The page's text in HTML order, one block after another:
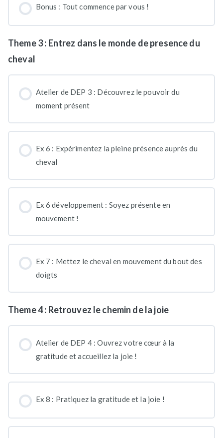
Bonus : Tout commence par vous !
Theme 3 : Entrez dans le monde de presence du
cheval
Atelier de DEP 3 : Découvrez le pouvoir du
moment présent
Ex 6 : Expérimentez la pleine présence auprès du
cheval
Ex 6 développement : Soyez présente en
mouvement !
Ex 7 : Mettez le cheval en mouvement du bout des
doigts
Theme 4 : Retrouvez le chemin de la joie
Atelier de DEP 4 : Ouvrez votre cœur à la
gratitude et accueillez la joie !
Ex 8 : Pratiquez la gratitude et la joie !